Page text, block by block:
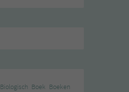
Biologisch Boek Boeken